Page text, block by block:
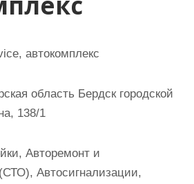
автокомплекс
область Бердск городской
138/1
Авторемонт и
Автосигнализации,